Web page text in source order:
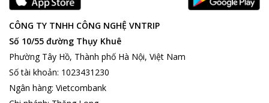
CÔNG TY TNHH CÔNG NGHỆ VNTRIP
Số 10/55 đường Thụy Khuê
Phường Tây Hồ, Thành phố Hà Nội, Việt Nam
Số tài khoản: 1023431230
Ngân hàng: Vietcombank